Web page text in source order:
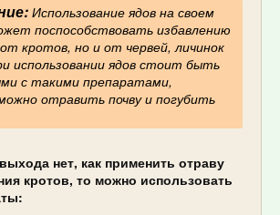
Использование ядов на своем
поспособствовать избавлению
кротов, но и от червей, личинок
использовании ядов стоит быть
с такими препаратами,
отравить почву и погубить
нет, как применить отраву
кротов, то можно использовать